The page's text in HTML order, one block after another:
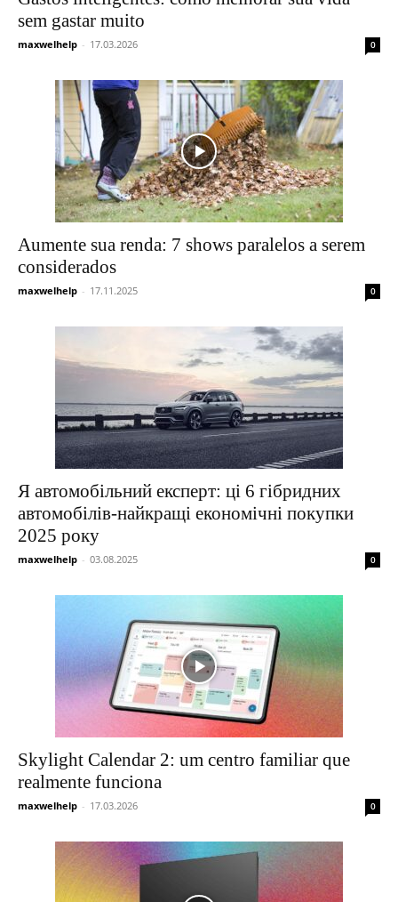
sem gastar muito
maxwelhelp - 17.03.2026 0
Aumente sua renda: 7 shows paralelos a serem
considerados
maxwelhelp - 17.11.2025 0
Я автомобільний експерт: ці 6 гібридних
автомобілів-найкращі економічні покупки
2025 року
maxwelhelp - 03.08.2025 0
Skylight Calendar 2: um centro familiar que
realmente funciona
maxwelhelp - 17.03.2026 0